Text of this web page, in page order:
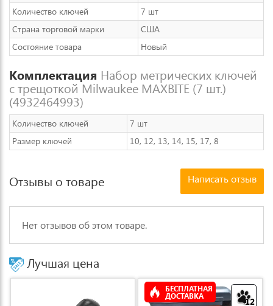
Количество ключей
7 шт
Страна торговой марки
США
Состояние товара
Новый
Комплектация Набор метрических ключей
с трещоткой Milwaukee MAXBITE (7 шт.)
(4932464993)
Количество ключей
7 шт
Размер ключей
10, 12, 13, 14, 15, 17, 8
Отзывы о товаре Написать отзыв
Нет отзывов об этом товаре.
Лучшая цена
12
БЕСПЛАТНАЯ
ДОСТАВКА